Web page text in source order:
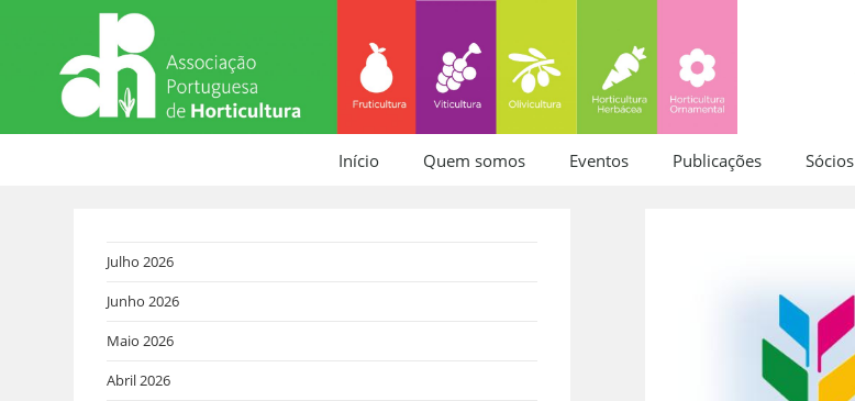
Início Quem somos Eventos Publicações Sócios
Julho 2026
Junho 2026
Maio 2026
Abril 2026